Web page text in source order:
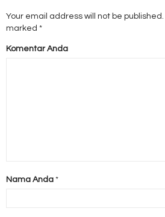
Your email address will not be published.
marked *
Komentar Anda
Nama Anda *